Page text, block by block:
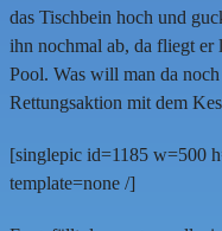
das Tischbein hoch und
ihn nochmal ab, da fliegt er
Pool. Was will man da
Rettungsaktion mit dem
[singlepic id=1185 w=500
template=none /]